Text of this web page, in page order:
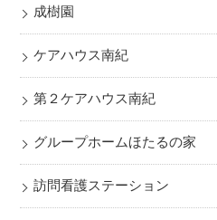
成樹園
ケアハウス南紀
第２ケアハウス南紀
グループホームほたるの家
訪問看護ステーション